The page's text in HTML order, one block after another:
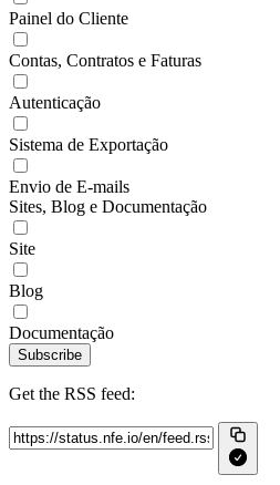
Painel do Cliente
Contas, Contratos e Faturas
Autenticação
Sistema de Exportação
Envio de E-mails
Sites, Blog e Documentação
Site
Blog
Documentação
Subscribe
Get the RSS feed: